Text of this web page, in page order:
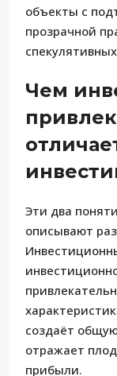
объекты с
прозрачной
Чем
Эти два
описывают
создаёт
отражает
прибыли.